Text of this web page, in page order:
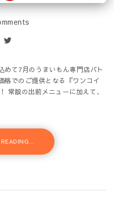
めて7月のうまいもん専門店バト
格でのご提供となる『ワンコイ
常設の出前メニューに加えて、